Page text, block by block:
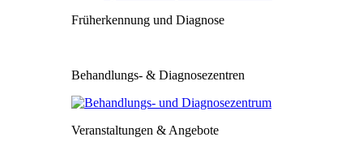
Früherkennung und Diagnose
Behandlungs- & Diagnosezentren
Veranstaltungen & Angebote